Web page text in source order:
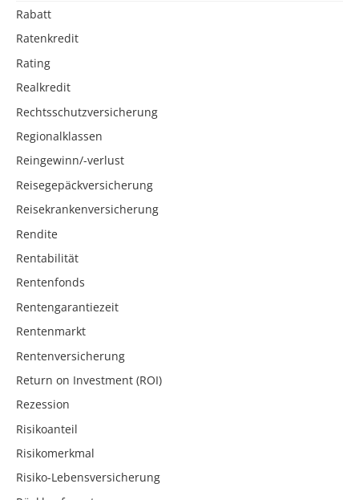
Rabatt
Ratenkredit
Rating
Realkredit
Rechtsschutzversicherung
Regionalklassen
Reingewinn/-verlust
Reisegepäckversicherung
Reisekrankenversicherung
Rendite
Rentabilität
Rentenfonds
Rentengarantiezeit
Rentenmarkt
Rentenversicherung
Return on Investment (ROI)
Rezession
Risikoanteil
Risikomerkmal
Risiko-Lebensversicherung